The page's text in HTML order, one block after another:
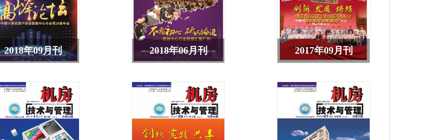
2018年09月刊 2018年06月刊 2017年09月刊